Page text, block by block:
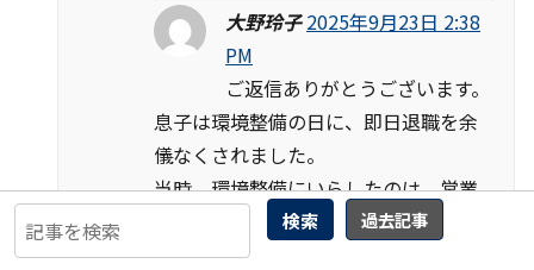
検索 過去記事
大野玲子 2025年9月23日 2:38
PM
ご返信ありがとうございます。
息子は環境整備の日に、即日退職を余
儀なくされました。
当時、環境整備にいらしたのは、営業
本部長の石橋氏と犀川氏でした。犀川
氏は事件を起こしても昇格する扱いで